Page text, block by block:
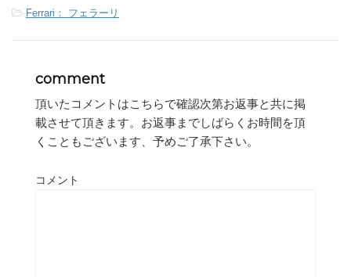
-Ferrari： フェラーリ
comment
頂いたコメントはこちらで確認次第お返事と共に掲
載させて頂きます。お返事までしばらくお時間を頂
くこともございます、予めご了承下さい。
コメント